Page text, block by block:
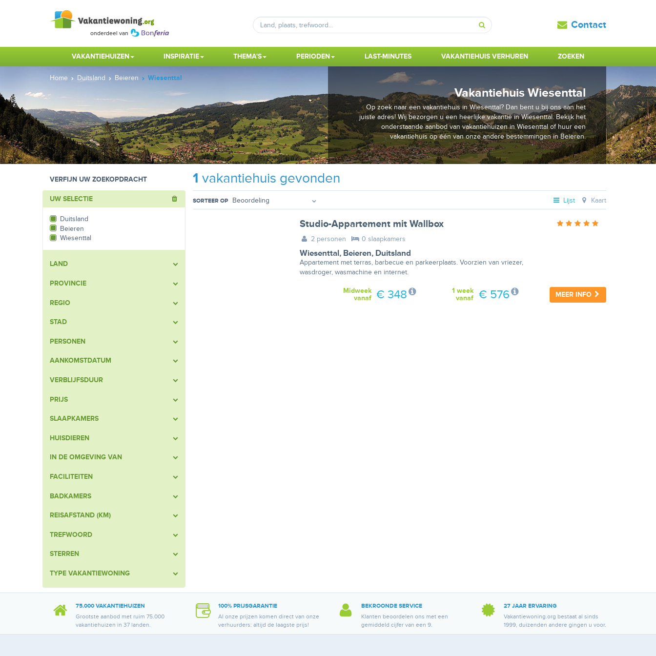
Zoeken
Contact
VAKANTIEHUIZEN INSPIRATIE THEMA'S PERIODEN LAST-MINUTES VAKANTIEHUIS VERHUREN ZOEKEN
Home Duitsland Beieren Wiesenttal
Vakantiehuis Wiesenttal
Op zoek naar een vakantiehuis in Wiesenttal? Dan bent u bij ons aan het
juiste adres! Wij bezorgen u een heerlijke vakantie in Wiesenttal. Bekijk het
onderstaande aanbod van vakantiehuizen in Wiesenttal of huur een
vakantiehuis op één van onze andere bestemmingen in Beieren.
VERFIJN UW ZOEKOPDRACHT 1 vakantiehuis gevonden
UW SELECTIE
Duitsland
Beieren
Wiesenttal
LAND
PROVINCIE
REGIO
STAD
PERSONEN
AANKOMSTDATUM
VERBLIJFSDUUR
PRIJS
SLAAPKAMERS
HUISDIEREN
IN DE OMGEVING VAN
FACILITEITEN
BADKAMERS
REISAFSTAND (KM)
TREFWOORD
STERREN
TYPE VAKANTIEWONING
SORTEER OP Lijst Kaart
Studio-Appartement mit Wallbox
2 personen 0 slaapkamers
Wiesenttal, Beieren, Duitsland
Appartement met terras, barbecue en parkeerplaats. Voorzien van vriezer,
wasdroger, wasmachine en internet.
MEER INFO
1 week
vanaf
€ 576
Midweek
vanaf
€ 348
75.000 VAKANTIEHUIZEN
Grootste aanbod met ruim 75.000
vakantiehuizen in 37 landen.
100% PRIJSGARANTIE
Al onze prijzen komen direct van onze
verhuurders: altijd de laagste prijs!
BEKROONDE SERVICE
Klanten beoordelen ons met een
gemiddeld cijfer van een 9.
27 JAAR ERVARING
Vakantiewoning.org bestaat al sinds
1999, duizenden andere gingen u voor.